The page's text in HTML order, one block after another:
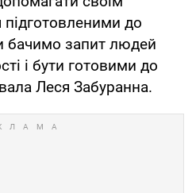
до
бачимо запит людей
і бути готовими до
Леся Забуранна.